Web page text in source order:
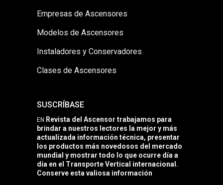
Empresas de Ascensores
Modelos de Ascensores
Instaladores y Conservadores
Clases de Ascensores
SUSCRÍBASE
EN Revista del Ascensor trabajamos para
brindar a nuestros lectores la mejor y más
actualizada información técnica, presentar
los productos más novedosos del mercado
mundial y mostrar todo lo que ocurre día a
día en el Transporte Vertical internacional.
Conserve esta valiosa información